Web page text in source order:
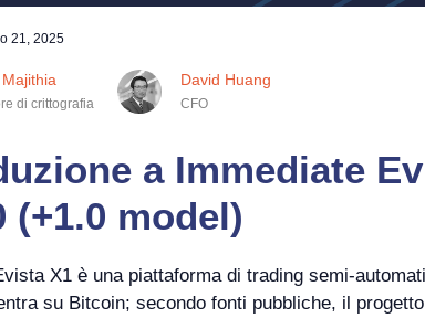
21, 2025
di crittografia
David Huang
CFO
a Immediate
(+1.0 model)
X1 è una piattaforma di trading semi-
su Bitcoin; secondo fonti pubbliche, il